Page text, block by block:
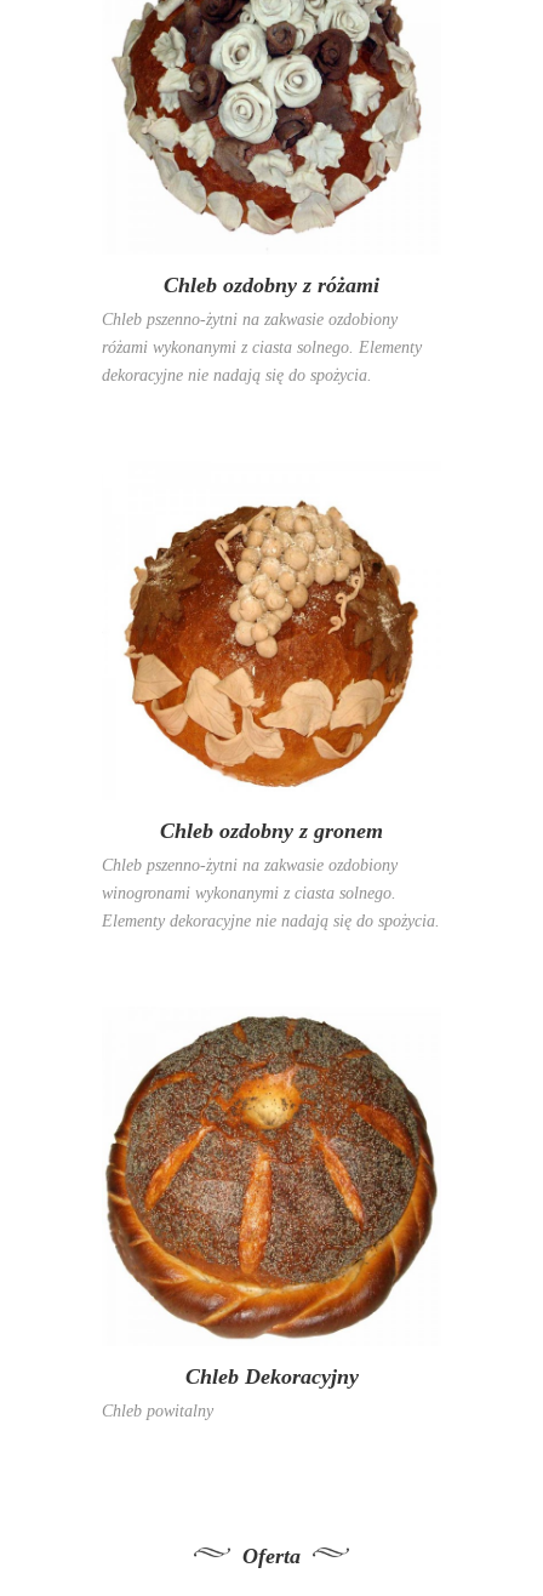
Chleb ozdobny z różami
Chleb pszenno-żytni na zakwasie ozdobiony
różami wykonanymi z ciasta solnego. Elementy
dekoracyjne nie nadają się do spożycia.
Chleb ozdobny z gronem
Chleb pszenno-żytni na zakwasie ozdobiony
winogronami wykonanymi z ciasta solnego.
Elementy dekoracyjne nie nadają się do spożycia.
Chleb Dekoracyjny
Chleb powitalny
Oferta